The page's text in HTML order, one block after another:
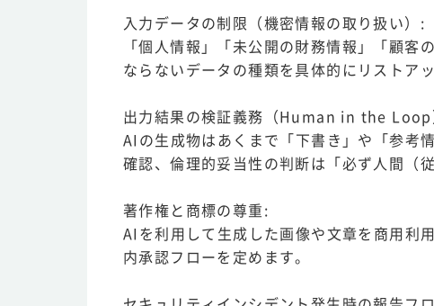
入力データの制限（機密情報の取り扱い）:
「個人情報」「未公開の財務情報」「顧
ならないデータの種類を具体的にリストアッ
出力結果の検証義務（Human in the Loop
AIの生成物はあくまで「下書き」や「参考
確認、倫理的妥当性の判断は「必ず人間（
著作権と商標の尊重:
AIを利用して生成した画像や文章を商用利
内承認フローを定めます。